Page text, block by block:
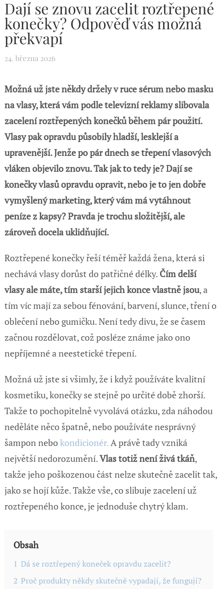
Dají se znovu zacelit roztřepené
konečky? Odpověď vás možná
překvapí
24. března 2026
Možná už jste někdy držely v ruce sérum nebo masku
na vlasy, která vám podle televizní reklamy slibovala
zacelení roztřepených konečků během pár použití.
Vlasy pak opravdu působily hladší, lesklejší a
upravenější. Jenže po pár dnech se třepení vlasových
vláken objevilo znovu. Tak jak to tedy je? Dají se
konečky vlasů opravdu opravit, nebo je to jen dobře
vymyšlený marketing, který vám má vytáhnout
peníze z kapsy? Pravda je trochu složitější, ale
zároveň docela uklidňující.
Roztřepené konečky řeší téměř každá žena, která si
nechává vlasy dorůst do patřičné délky. Čím delší
vlasy ale máte, tím starší jejich konce vlastně jsou, a
tím víc mají za sebou fénování, barvení, slunce, tření o
oblečení nebo gumičku. Není tedy divu, že se časem
začnou rozdělovat, což posléze známe jako ono
nepříjemné a neestetické třepení.
Možná už jste si všimly, že i když používáte kvalitní
kosmetiku, konečky se stejně po určité době zhorší.
Takže to pochopitelně vyvolává otázku, zda náhodou
neděláte něco špatně, nebo používáte nesprávný
šampon nebokondicionér.A právě tady vzniká
největší nedorozumění.Vlas totiž není živá tkáň,
takže jeho poškozenou část nelze skutečně zacelit tak,
jako se hojí kůže. Takže vše, co slibuje zacelení už
roztřepeného konce, je jednoduše chytrý klam.
Obsah
1 Dá se roztřepený koneček opravdu zacelit?
2 Proč produkty někdy skutečně vypadají, že fungují?